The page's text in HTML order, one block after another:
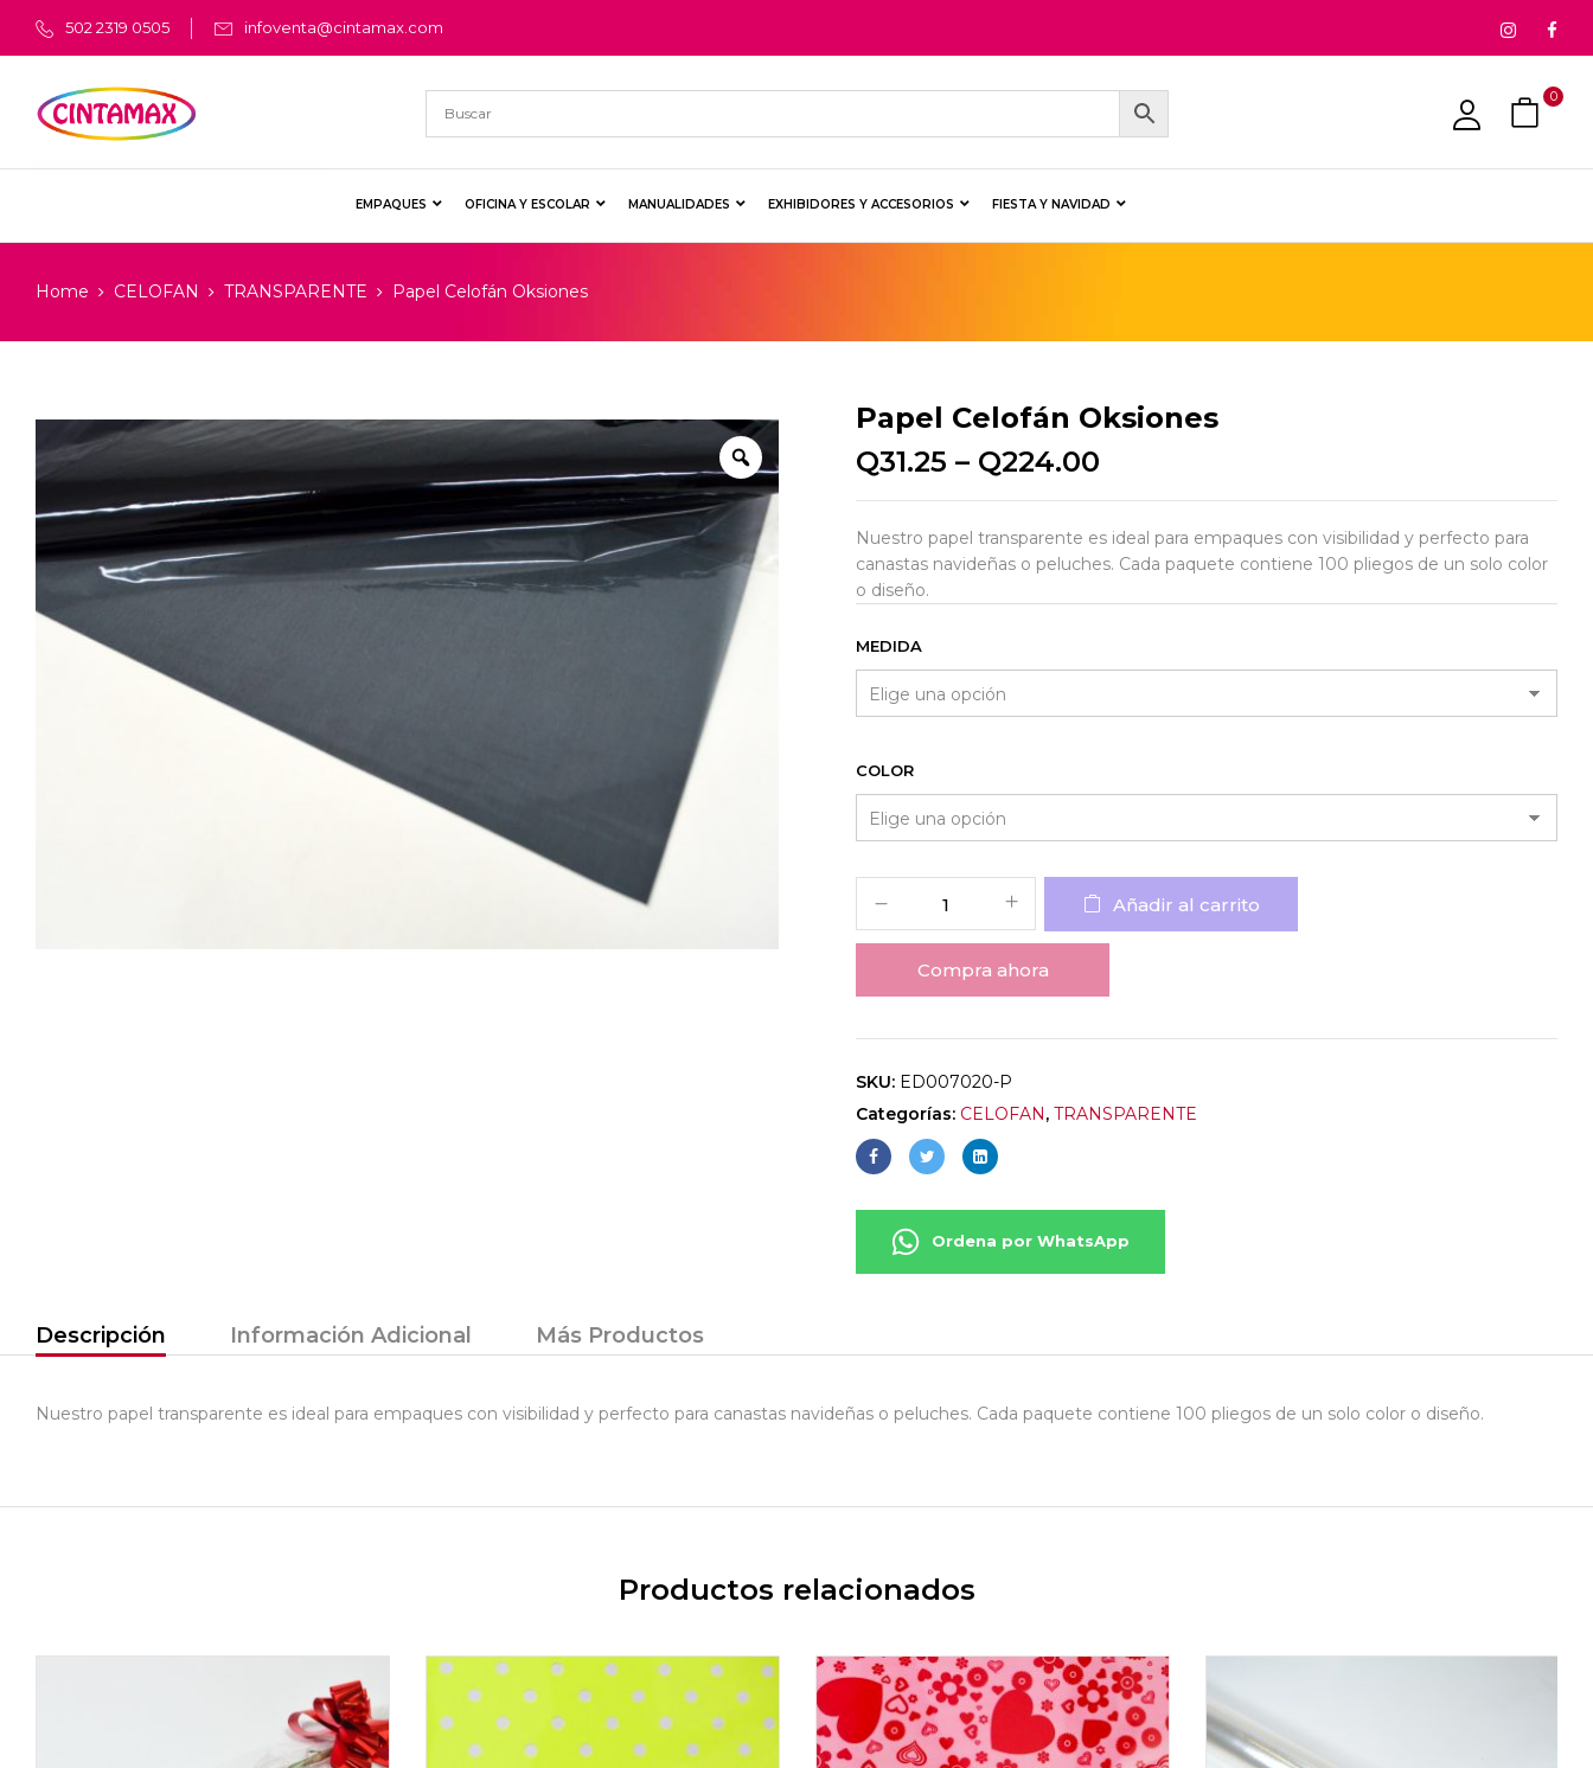
502 2319 0505 infoventa@cintamax.com
0
EMPAQUES OFICINA Y ESCOLAR MANUALIDADES EXHIBIDORES Y ACCESORIOS FIESTA Y NAVIDAD
Home CELOFAN TRANSPARENTE Papel Celofán Oksiones
Papel Celofán Oksiones
Q31.25 – Q224.00
Nuestro papel transparente es ideal para empaques con visibilidad y perfecto para
canastas navideñas o peluches. Cada paquete contiene 100 pliegos de un solo color
o diseño.
MEDIDA
COLOR
Añadir al carrito
Compra ahora
SKU: ED007020-P
Categorías: CELOFAN, TRANSPARENTE
Ordena por WhatsApp
Descripción Información Adicional Más Productos
Nuestro papel transparente es ideal para empaques con visibilidad y perfecto para canastas navideñas o peluches. Cada paquete contiene 100 pliegos de un solo color o diseño.
Productos relacionados